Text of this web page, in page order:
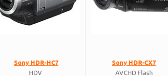
Sony HDR-HC7
HDV
Sony HDR-CX7
AVCHD Flash